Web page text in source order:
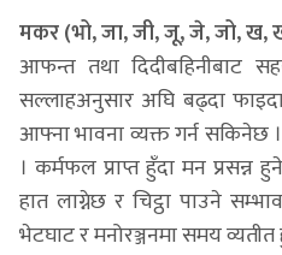
मकर (भो, जा, जी, जू, जे, जो, ख,
आफन्त तथा दिदीबहिनीबाट
सल्लाहअनुसार अघि बढ्दा
आफ्ना भावना व्यक्त गर्न सकिनेछ
। कर्मफल प्राप्त हुँदा मन प्रसन्न
हात लाग्नेछ र चिट्ठा पाउने
भेटघाट र मनोरञ्जनमा समय